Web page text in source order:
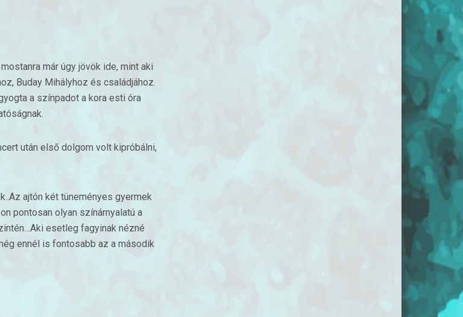
már úgy jövök ide, mint aki
Buday Mihályhoz és családjához.
a színpadot a kora esti óra
után első dolgom volt kipróbálni,
ajtón két tüneményes gyermek
pontosan olyan színárnyalatú a
esetleg fagyinak nézné
ennél is fontosabb az a második